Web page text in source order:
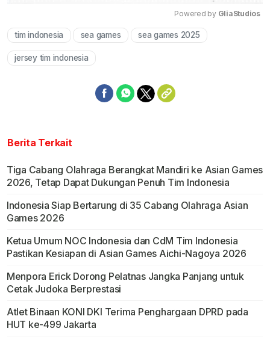
Powered by GliaStudios
tim indonesia sea games sea games 2025
jersey tim indonesia
Berita Terkait
Tiga Cabang Olahraga Berangkat Mandiri ke Asian Games
2026, Tetap Dapat Dukungan Penuh Tim Indonesia
Indonesia Siap Bertarung di 35 Cabang Olahraga Asian
Games 2026
Ketua Umum NOC Indonesia dan CdM Tim Indonesia
Pastikan Kesiapan di Asian Games Aichi-Nagoya 2026
Menpora Erick Dorong Pelatnas Jangka Panjang untuk
Cetak Judoka Berprestasi
Atlet Binaan KONI DKI Terima Penghargaan DPRD pada
HUT ke-499 Jakarta